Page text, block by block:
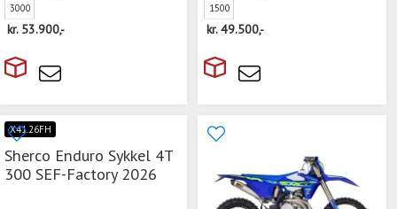
3000
kr. 53.900,-
1500
kr.49.500,-
X41.26FH
Sherco Enduro Sykkel 4T
300 SEF-Factory 2026